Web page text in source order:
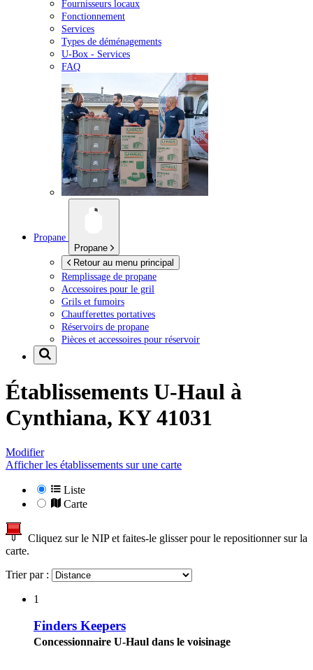
Fournisseurs locaux
Fonctionnement
Services
Types de déménagements
U-Box - Services
FAQ
Propane
Propane
Retour au menu principal
Remplissage de propane
Accessoires pour le gril
Grils et fumoirs
Chaufferettes portatives
Réservoirs de propane
Pièces et accessoires pour réservoir
Établissements U-Haul à
Cynthiana, KY 41031
Modifier
Afficher les établissements sur une carte
Liste
Carte
Cliquez sur le NIP et faites-le glisser pour le repositionner sur la
carte.
Trier par :
1
Finders Keepers
Concessionnaire U-Haul dans le voisinage